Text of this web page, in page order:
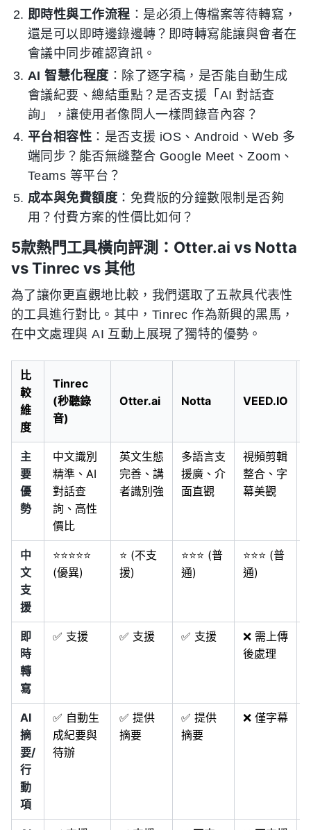
即時性與工作流程 ：是必須上傳檔案等待轉寫，
還是可以即時邊錄邊轉？即時轉寫能讓與會者在
會議中同步確認資訊。
AI 智慧化程度 ：除了逐字稿，是否能自動生成
會議紀要、總結重點？是否支援「AI 對話查
詢」，讓使用者像問人一樣問錄音內容？
平台相容性 ：是否支援 iOS、Android、Web 多
端同步？能否無縫整合 Google Meet、Zoom、
Teams 等平台？
成本與免費額度 ：免費版的分鐘數限制是否夠
用？付費方案的性價比如何？
5款熱門工具橫向評測：Otter.ai vs Notta
vs Tinrec vs 其他
為了讓你更直觀地比較，我們選取了五款具代表性
的工具進行對比。其中，Tinrec 作為新興的黑馬，
在中文處理與 AI 互動上展現了獨特的優勢。
比
較
維
度
Tinrec
(秒聽錄
音)
Otter.ai Notta VEED.IO
主
要
優
勢
中文識別
精準、AI
對話查
詢、高性
價比
英文生態
完善、講
者識別強
多語言支
援廣、介
面直觀
視頻剪輯
整合、字
幕美觀
中
文
支
援
⭐⭐⭐⭐⭐
(優異)
⭐ (不支
援)
⭐⭐⭐ (普
通)
⭐⭐⭐ (普
通)
即
時
轉
寫
✅ 支援 ✅ 支援 ✅ 支援
❌ 需上傳
後處理
AI
摘
要/
行
動
項
✅ 自動生
成紀要與
待辦
✅ 提供
摘要
✅ 提供
摘要
❌ 僅字幕